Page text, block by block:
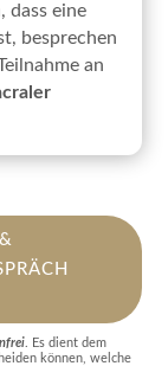
dass eine
besprechen
an
. Es dient dem
können, welche